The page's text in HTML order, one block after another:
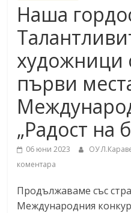
Наша
художници
първи
„Радост на
06 юни 2023 ОУ
коментара
Продължаваме със
Международния